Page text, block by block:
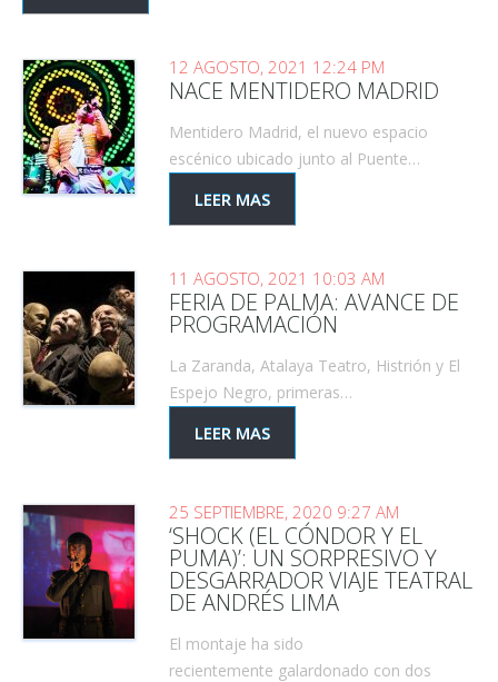
12 AGOSTO, 2021 12:24 PM
NACE MENTIDERO MADRID
Mentidero Madrid, el nuevo espacio
escénico ubicado junto al Puente…
LEER MAS
11 AGOSTO, 2021 10:03 AM
FERIA DE PALMA: AVANCE DE
PROGRAMACIÓN
La Zaranda, Atalaya Teatro, Histrión y El
Espejo Negro, primeras…
LEER MAS
25 SEPTIEMBRE, 2020 9:27 AM
‘SHOCK (EL CÓNDOR Y EL
PUMA)’: UN SORPRESIVO Y
DESGARRADOR VIAJE TEATRAL
DE ANDRÉS LIMA
El montaje ha sido
recientemente galardonado con dos